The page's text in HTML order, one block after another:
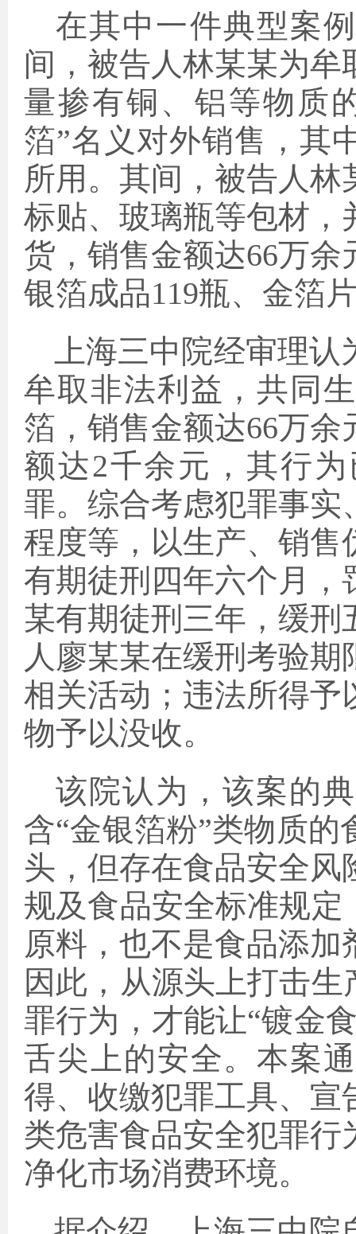
在其中一件典型案
间，被告人林某某为
量掺有铜、铝等物质
箔”名义对外销售，其
所用。其间，被告人
标贴、玻璃瓶等包材，
货，销售金额达66万
银箔成品119瓶、金箔
上海三中院经审理认
牟取非法利益，共同
箔，销售金额达66万
额达2千余元，其行
罪。综合考虑犯罪事实
程度等，以生产、销售
有期徒刑四年六个月，
某有期徒刑三年，缓
人廖某某在缓刑考验
相关活动；违法所得予
物予以没收。
该院认为，该案的
含“金银箔粉”类物质
头，但存在食品安全
规及食品安全标准规定
原料，也不是食品添
因此，从源头上打击
罪行为，才能让“镀金
舌尖上的安全。本案
得、收缴犯罪工具、宣
类危害食品安全犯罪
净化市场消费环境。